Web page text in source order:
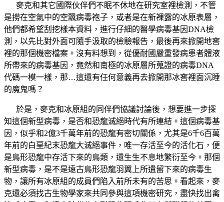
麥克和其它國際伙伴們不眠不休地在研究室裡檢測，不管
是撈在空氣中的空飄病毒袍子，或者是在新裸露的冰原表層，
他們都希望刮挖樣本資料，進行仔細的醫學病毒基因DNA檢
測，以先比對外面可隨手汲取的檢驗報告，最後再來掀開地窖
裡的那個機密檔案。沒有料想到，從優耐國嚴重發病患者體液
所帶來的病毒基因，竟然和南極的冰原層所蒐證的病毒DNA
代碼一模一樣，那…這還有任何意義再去掀開那冰窖裡面沉睡
的魔鬼嗎？
於是，麥克和冰原組的同伴們協議討論後，想要進一步探
知這個新型病毒，是否和恐龍滅絕時代有所連結。這個病毒基
因，似乎和2億3千萬年前的恐龍有密切關係，尤其是6千6百萬
年前的白堊紀末恐龍大滅絕事件，唯一存活至今的活化石，便
是鳥形恐龍中存活下來的鳥類，還生生不息地繁衍至今。那個
新型病毒，是不是遠古鳥形恐龍羽翼上所遺留下來的病毒生
物，讓所有冰原組的成員們陷入前所未有的苦思。看起來，麥
克還必須找古生物學家來共同參與這項機密研究，盡快找出禽